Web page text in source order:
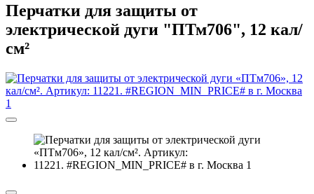
Перчатки для защиты от
электрической дуги "ПТм706", 12 кал/
см²